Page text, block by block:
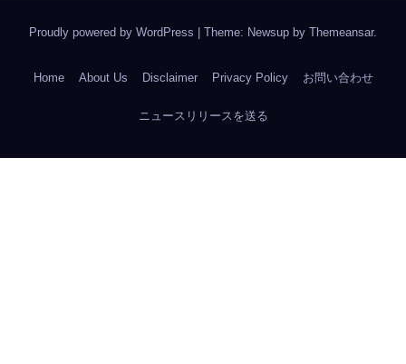
Proudly powered by WordPress Theme: Newsup by Themeansar.
Home About Us Disclaimer Privacy Policy お問い合わせ
ニュースリリースを送る